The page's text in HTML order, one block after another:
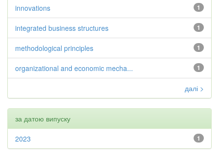
1
innovations
1
integrated business structures
1
methodological principles
1
organizational and economic mecha...
далі >
за датою випуску
1
2023